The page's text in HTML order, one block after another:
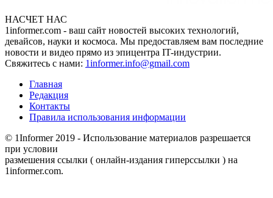
НАСЧЕТ НАС
1informer.com - ваш сайт новостей высоких технологий,
девайсов, науки и космоса. Мы предоставляем вам последние
новости и видео прямо из эпицентра IT-индустрии.
Свяжитесь с нами: 1informer.info@gmail.com
Главная
Редакция
Контакты
Правила использования информации
© 1Informer 2019 - Использование материалов разрешается
при условии
размешения ссылки ( онлайн-издания гиперссылки ) на
1informer.com.